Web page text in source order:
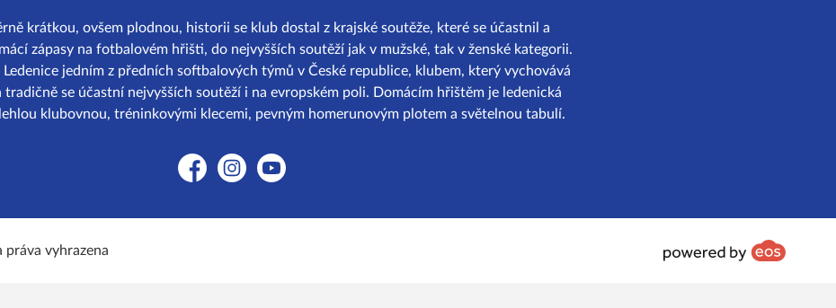
krátkou, ovšem plodnou, historii se klub dostal z krajské soutěže, které se účastnil a
zápasy na fotbalovém hřišti, do nejvyšších soutěží jak v mužské, tak v ženské kategorii.
jedním z předních softbalových týmů v České republice, klubem, který vychovává
tradičně se účastní nejvyšších soutěží i na evropském poli. Domácím hřištěm je ledenická
klubovnou, tréninkovými klecemi, pevným homerunovým plotem a světelnou tabulí.
FacebookInstagramYouTube
práva vyhrazena